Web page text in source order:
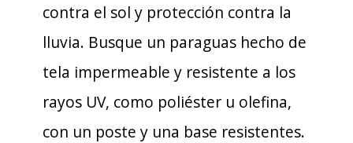
contra el sol y protección contra la
lluvia. Busque un paraguas hecho de
tela impermeable y resistente a los
rayos UV, como poliéster u olefina,
con un poste y una base resistentes.